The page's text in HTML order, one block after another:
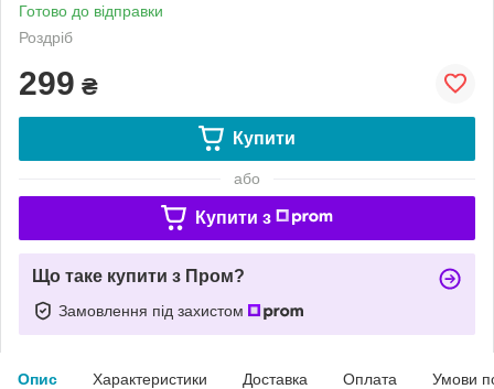
Готово до відправки
Роздріб
299 ₴
Купити
або
Купити з
Що таке купити з Пром?
Замовлення під захистом
Опис Характеристики Доставка Оплата Умови